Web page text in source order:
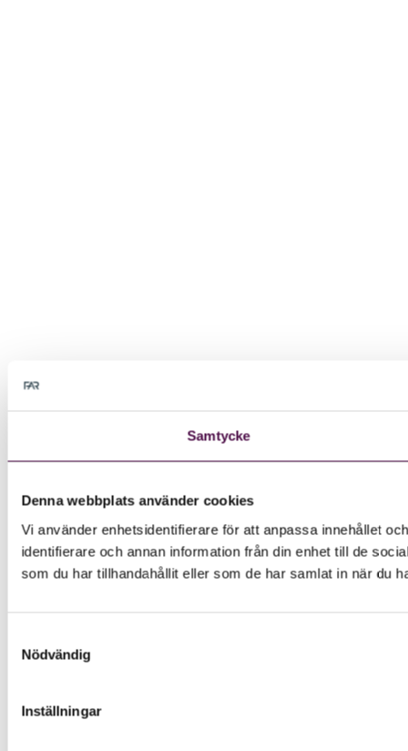
Samtycke
Denna webbplats använder cookies
Vi använder enhetsidentifierare för att anpassa innehållet
identifierare och annan information från din enhet till de
som du har tillhandahållit eller som de har samlat in när du
Nödvändig
Inställningar